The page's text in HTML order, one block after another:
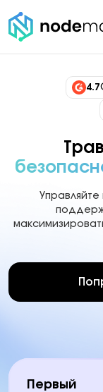
4.7
Первый